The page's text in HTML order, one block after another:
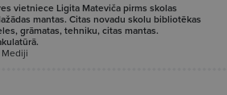
vietniece Ligita Mateviča pirms skolas
mantas. Citas novadu skolu bibliotēkas
grāmatas, tehniku, citas mantas.